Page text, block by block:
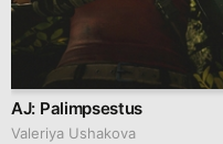
AJ: Palimpsestus
Valeriya Ushakova